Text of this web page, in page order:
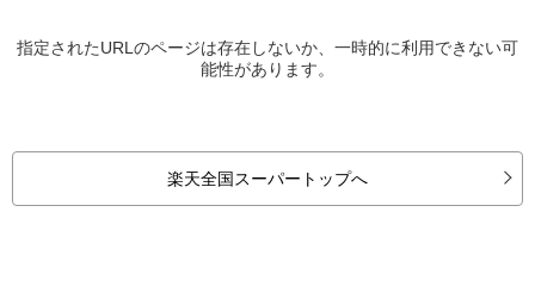
指定されたURLのページは存在しないか、一時的に利用できない可
能性があります。
楽天全国スーパートップへ